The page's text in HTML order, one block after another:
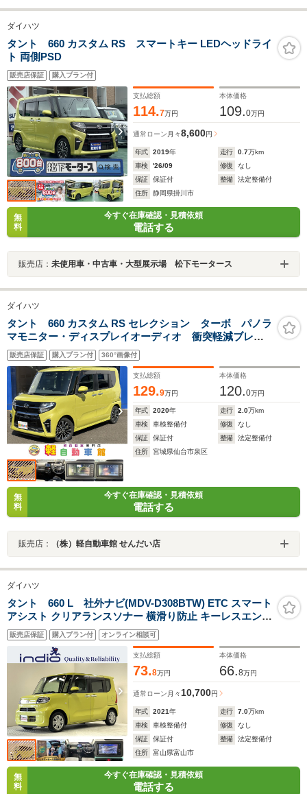
ダイハツ
タント 660 カスタム RS スマートキー LEDヘッドライ
ト 両側PSD
販売店保証 購入プラン付
支払総額
114.7万円
本体価格
109.0万円
通常ローン 月々8,600円
年式 2019年 走行 0.7万km
車検
'26/09 修復
なし
保証
保証付 整備
法定整備付
住所
静岡県掛川市
無
料
今すぐ在庫確認・見積依頼
電話する
販売店： 未使用車・中古車・大型展示場 松下モータース
ダイハツ
タント 660 カスタム RS セレクション ターボ パノラ
マモニター・ディスプレイオーディオ 衝突軽減ブレー
キ Bluetooth バックカメラ ドラレコ 両側パワース
ライドドア ETC 禁煙車 シートヒーター 誤発進抑
制 横滑り防止 ABS
販売店保証 購入プラン付 360°画像付
支払総額
129.9万円
本体価格
120.0万円
年式 2020年 走行 2.0万km
車検
車検整備付 修復
なし
保証
保証付 整備
法定整備付
住所
宮城県仙台市泉区
無
料
今すぐ在庫確認・見積依頼
電話する
販売店： （株）軽自動車館 せんだい店
ダイハツ
タント 660 L 社外ナビ(MDV-D308BTW) ETC スマート
アシスト クリアランスソナー 横滑り防止 キーレスエント
リー スペアキー LEDヘッドライト オートライト 電動格
納ミラー
販売店保証 購入プラン付 オンライン相談可
支払総額
73.8万円
本体価格
66.8万円
通常ローン 月々10,700円
年式 2021年 走行 7.0万km
車検
車検整備付 修復
なし
保証
保証付 整備
法定整備付
住所
富山県富山市
無
料
今すぐ在庫確認・見積依頼
電話する